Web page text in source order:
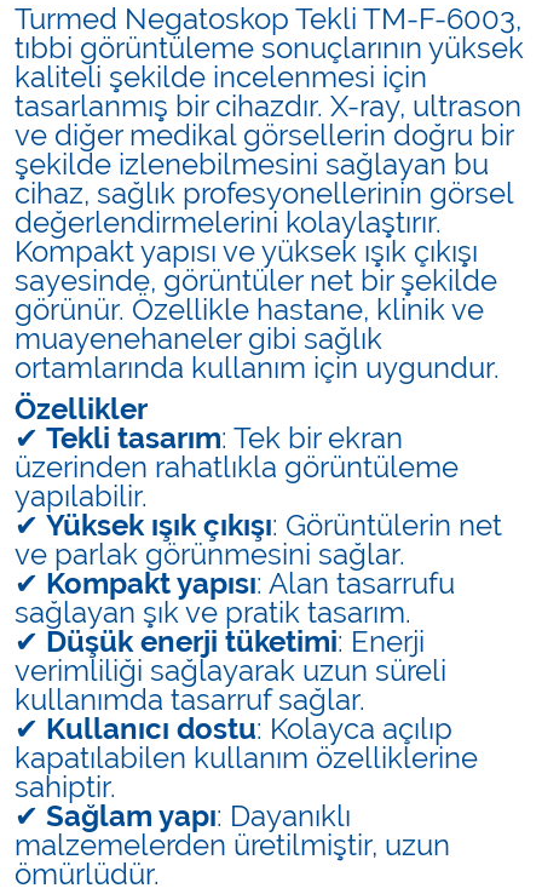
Turmed Negatoskop Tekli TM-F-6003,
tıbbi görüntüleme sonuçlarının yüksek
kaliteli şekilde incelenmesi için
tasarlanmış bir cihazdır. X-ray, ultrason
ve diğer medikal görsellerin doğru bir
şekilde izlenebilmesini sağlayan bu
cihaz, sağlık profesyonellerinin görsel
değerlendirmelerini kolaylaştırır.
Kompakt yapısı ve yüksek ışık çıkışı
sayesinde, görüntüler net bir şekilde
görünür. Özellikle hastane, klinik ve
muayenehaneler gibi sağlık
ortamlarında kullanım için uygundur.
Özellikler
✔ Tekli tasarım: Tek bir ekran
üzerinden rahatlıkla görüntüleme
yapılabilir.
✔ Yüksek ışık çıkışı: Görüntülerin net
ve parlak görünmesini sağlar.
✔ Kompakt yapısı: Alan tasarrufu
sağlayan şık ve pratik tasarım.
✔ Düşük enerji tüketimi: Enerji
verimliliği sağlayarak uzun süreli
kullanımda tasarruf sağlar.
✔ Kullanıcı dostu: Kolayca açılıp
kapatılabilen kullanım özelliklerine
sahiptir.
✔ Sağlam yapı: Dayanıklı
malzemelerden üretilmiştir, uzun
ömürlüdür.